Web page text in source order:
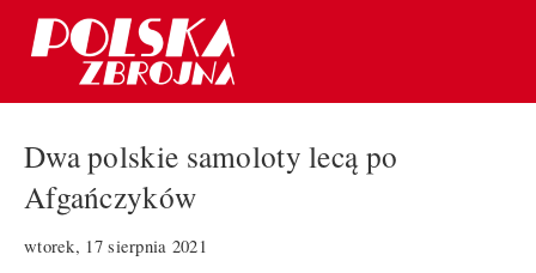
Dwa polskie samoloty lecą po
Afgańczyków
wtorek, 17 sierpnia 2021